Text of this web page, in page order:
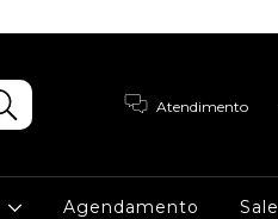
Atendimento
Agendamento Sale